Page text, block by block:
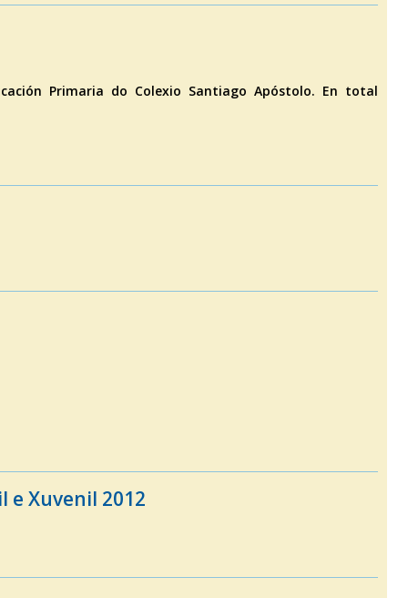
Primaria do Colexio Santiago Apóstolo. En total
e Xuvenil 2012